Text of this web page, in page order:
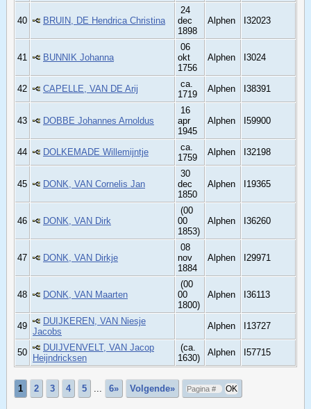
40 BRUIN, DE Hendrica Christina
24
dec
1898
Alphen I32023
41 BUNNIK Johanna
06
okt
1756
Alphen I3024
42 CAPELLE, VAN DE Arij
ca.
1719
Alphen I38391
43 DOBBE Johannes Arnoldus
16
apr
1945
Alphen I59900
44 DOLKEMADE Willemijntje
ca.
1759
Alphen I32198
45 DONK, VAN Cornelis Jan
30
dec
1850
Alphen I19365
46 DONK, VAN Dirk
(00
00
1853)
Alphen I36260
47 DONK, VAN Dirkje
08
nov
1884
Alphen I29971
48 DONK, VAN Maarten
(00
00
1800)
Alphen I36113
49
DUIJKEREN, VAN Niesje
Jacobs
Alphen I13727
50
DUIJVENVELT, VAN Jacop
Heijndricksen
(ca.
1630)
Alphen I57715
1 2 3 4 5 6» Volgende»